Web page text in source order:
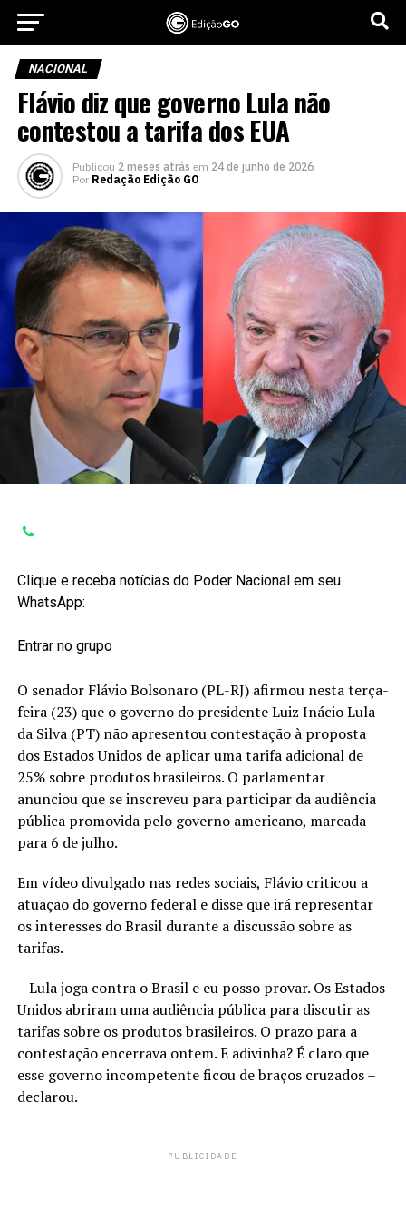
NACIONAL
Flávio diz que governo Lula não
contestou a tarifa dos EUA
Publicou 2 meses atrás em 24 de junho de 2026
Por Redação Edição GO
Clique e receba notícias do Poder Nacional em seu
WhatsApp:
Entrar no grupo
O senador Flávio Bolsonaro (PL-RJ) afirmou nesta terça-
feira (23) que o governo do presidente Luiz Inácio Lula
da Silva (PT) não apresentou contestação à proposta
dos Estados Unidos de aplicar uma tarifa adicional de
25% sobre produtos brasileiros. O parlamentar
anunciou que se inscreveu para participar da audiência
pública promovida pelo governo americano, marcada
para 6 de julho.
Em vídeo divulgado nas redes sociais, Flávio criticou a
atuação do governo federal e disse que irá representar
os interesses do Brasil durante a discussão sobre as
tarifas.
– Lula joga contra o Brasil e eu posso provar. Os Estados
Unidos abriram uma audiência pública para discutir as
tarifas sobre os produtos brasileiros. O prazo para a
contestação encerrava ontem. E adivinha? É claro que
esse governo incompetente ficou de braços cruzados –
declarou.
PUBLICIDADE